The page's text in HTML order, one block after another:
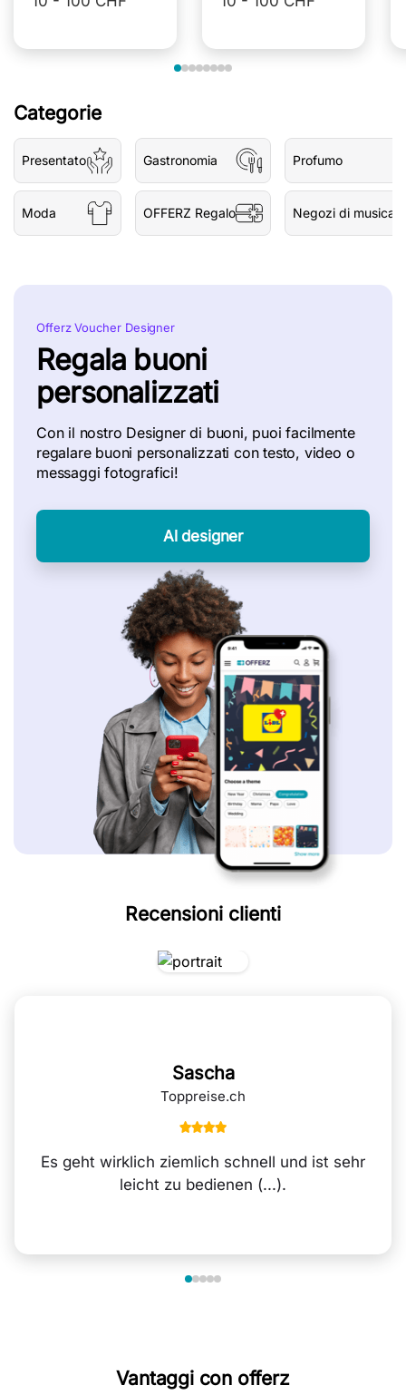
Categorie
Presentato
Moda
Gastronomia
OFFERZ Regalo
Profumo
Negozi di musica
Offerz Voucher Designer
Regala buoni
personalizzati
Con il nostro Designer di buoni, puoi facilmente
regalare buoni personalizzati con testo, video o
messaggi fotografici!
Al designer
Recensioni clienti
Sascha
Toppreise.ch
Es geht wirklich ziemlich schnell und ist sehr
leicht zu bedienen (...).
Vantaggi con offerz